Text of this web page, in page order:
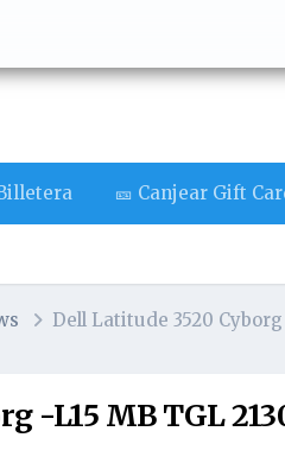
🎫 Canjear Gift
Dell Latitude 3520 Cyborg
-L15 MB TGL